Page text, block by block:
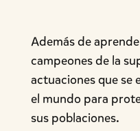
Además de
campeones de la
actuaciones que se
el mundo para
sus poblaciones.